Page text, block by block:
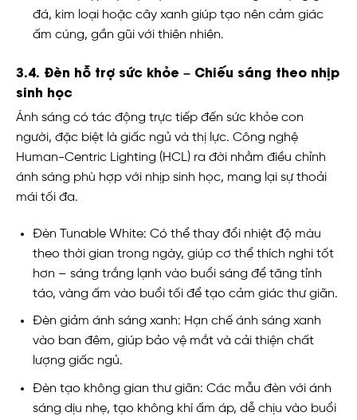
đá, kim loại hoặc cây xanh giúp tạo nên cảm giác
ấm cúng, gần gũi với thiên nhiên.
3.4. Đèn hỗ trợ sức khỏe – Chiếu sáng theo nhịp
sinh học
Ánh sáng có tác động trực tiếp đến sức khỏe con
người, đặc biệt là giấc ngủ và thị lực. Công nghệ
Human-Centric Lighting (HCL) ra đời nhằm điều chỉnh
ánh sáng phù hợp với nhịp sinh học, mang lại sự thoải
mái tối đa.
Đèn Tunable White: Có thể thay đổi nhiệt độ màu
theo thời gian trong ngày, giúp cơ thể thích nghi tốt
hơn – sáng trắng lạnh vào buổi sáng để tăng tỉnh
táo, vàng ấm vào buổi tối để tạo cảm giác thư giãn.
Đèn giảm ánh sáng xanh: Hạn chế ánh sáng xanh
vào ban đêm, giúp bảo vệ mắt và cải thiện chất
lượng giấc ngủ.
Đèn tạo không gian thư giãn: Các mẫu đèn với ánh
sáng dịu nhẹ, tạo không khí ấm áp, dễ chịu vào buổi